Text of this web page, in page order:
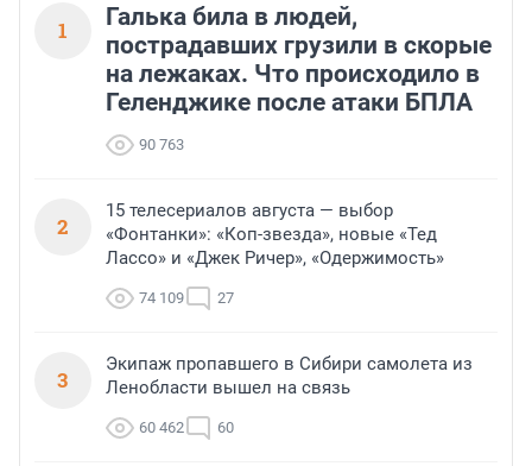
1
Галька била в людей,
пострадавших грузили в скорые
на лежаках. Что происходило в
Геленджике после атаки БПЛА
90 763
2
15 телесериалов августа — выбор
«Фонтанки»: «Коп-звезда», новые «Тед
Лассо» и «Джек Ричер», «Одержимость»
74 109 27
3
Экипаж пропавшего в Сибири самолета из
Ленобласти вышел на связь
60 462 60